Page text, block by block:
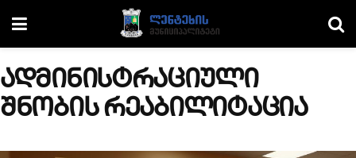
ადმინისტრაციული
შნობის რეაბილიტაცია